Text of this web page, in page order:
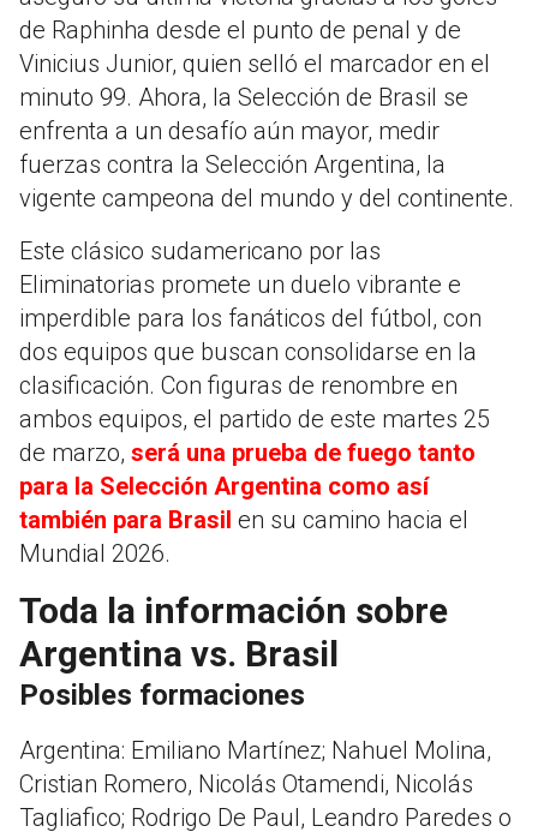
de Raphinha desde el punto de penal y de
Vinicius Junior, quien selló el marcador en el
minuto 99. Ahora, la Selección de Brasil se
enfrenta a un desafío aún mayor, medir
fuerzas contra la Selección Argentina, la
vigente campeona del mundo y del continente.
Este clásico sudamericano por las
Eliminatorias promete un duelo vibrante e
imperdible para los fanáticos del fútbol, con
dos equipos que buscan consolidarse en la
clasificación. Con figuras de renombre en
ambos equipos, el partido de este martes 25
de marzo, será una prueba de fuego tanto
para la Selección Argentina como así
también para Brasil en su camino hacia el
Mundial 2026.
Toda la información sobre
Argentina vs. Brasil
Posibles formaciones
Argentina: Emiliano Martínez; Nahuel Molina,
Cristian Romero, Nicolás Otamendi, Nicolás
Tagliafico; Rodrigo De Paul, Leandro Paredes o